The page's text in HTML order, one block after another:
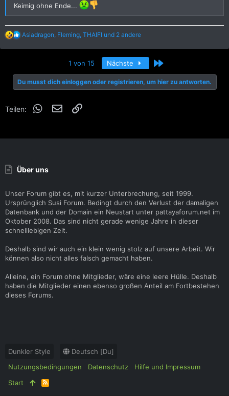
Keimig ohne Ende...
R
a
i
o
n
n
Asiadragon Fleming THAIFI und 2 andere
1 von 15 Nächste Letzte
Du musst dich einloggen oder registrieren, um hier zu antworten.
Teilen: WhatsApp
E-Mail
Über uns
Unser Forum gibt es, mit kurzer Unterbrechung, seit 1999.
Ursprünglich Susi Forum. Bedingt durch den Verlust der damaligen
Datenbank und der Domain ein Neustart unter pattayaforum.net im
Oktober 2008. Das sind nicht gerade wenige Jahre in dieser
schnelllebigen Zeit.
Deshalb sind wir auch ein klein wenig stolz auf unsere Arbeit. Wir
können also nicht alles falsch gemacht haben.
Alleine, ein Forum ohne Mitglieder, wäre eine leere Hülle. Deshalb
haben die Mitglieder einen ebenso großen Anteil am Fortbestehen
dieses Forums.
Dunkler Style
Deutsch [Du]
Nutzungsbedingungen
Datenschutz
Hilfe und Impressum
Start
R
S